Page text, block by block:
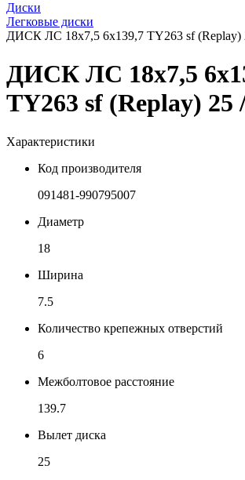
Диски
Легковые диски
ДИСК ЛС 18x7,5 6x139,7 TY263 sf (Replay)
ДИСК ЛС 18x7,5
TY263 sf (Replay) 25
Характеристики
Код производителя
091481-990795007
Диаметр
18
Ширина
7.5
Количество крепежных отверстий
6
Межболтовое расстояние
139.7
Вылет диска
25